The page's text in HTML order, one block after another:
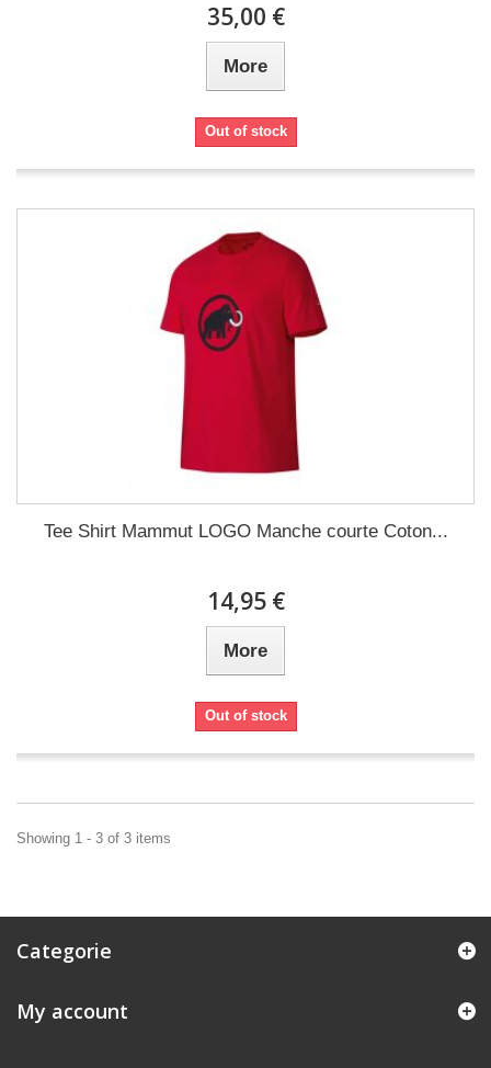
35,00 €
More
Out of stock
Tee Shirt Mammut LOGO Manche courte Coton...
14,95 €
More
Out of stock
Showing 1 - 3 of 3 items
Categorie
My account